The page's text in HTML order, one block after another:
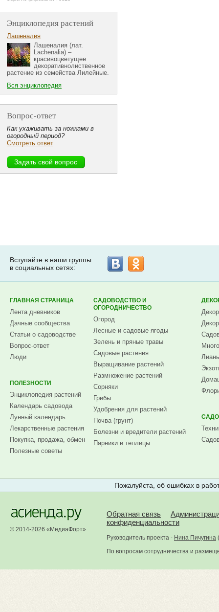
Энциклопедия растений
Лашеналия
Лашеналия (лат.
Lachenalia) –
красивоцветущее
декоративнолиственное
растение из семейства Лилейные.
Вся энциклопедия
Вопрос-ответ
Как ухаживать за ножками в
огородный период?
Смотреть ответ
Вступайте в наши группы
в социальных сетях:
ГЛАВНАЯ СТРАНИЦА
Лента дневников
Дачные сообщества
Статьи о садоводстве
Вопрос-ответ
Люди
ПОЛЕЗНОСТИ
Энциклопедия растений
Календарь садовода
Лунный календарь
Лекарственные растения
Покупка, продажа, обмен
Полезные советы
САДОВОДСТВО И
ОГОРОДНИЧЕСТВО
Огород
Лесные и садовые ягоды
Зелень и пряные травы
Садовые растения
Выращивание растений
Размножение растений
Сорняки
Грибы
Удобрения для растений
Почва (грунт)
Болезни и вредители растений
Парники и теплицы
Пожалуйста, об ошибках в
© 2014-2026 « МедиаФорт»
Обратная связь
конфиденциальности
Руководитель проекта - Нина Пичугина (
По вопросам сотрудничества и